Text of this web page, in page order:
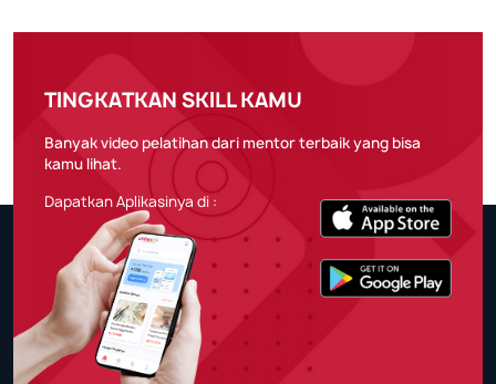
TINGKATKAN SKILL KAMU
Banyak video pelatihan dari mentor terbaik yang bisa
kamu lihat.
Dapatkan Aplikasinya di :